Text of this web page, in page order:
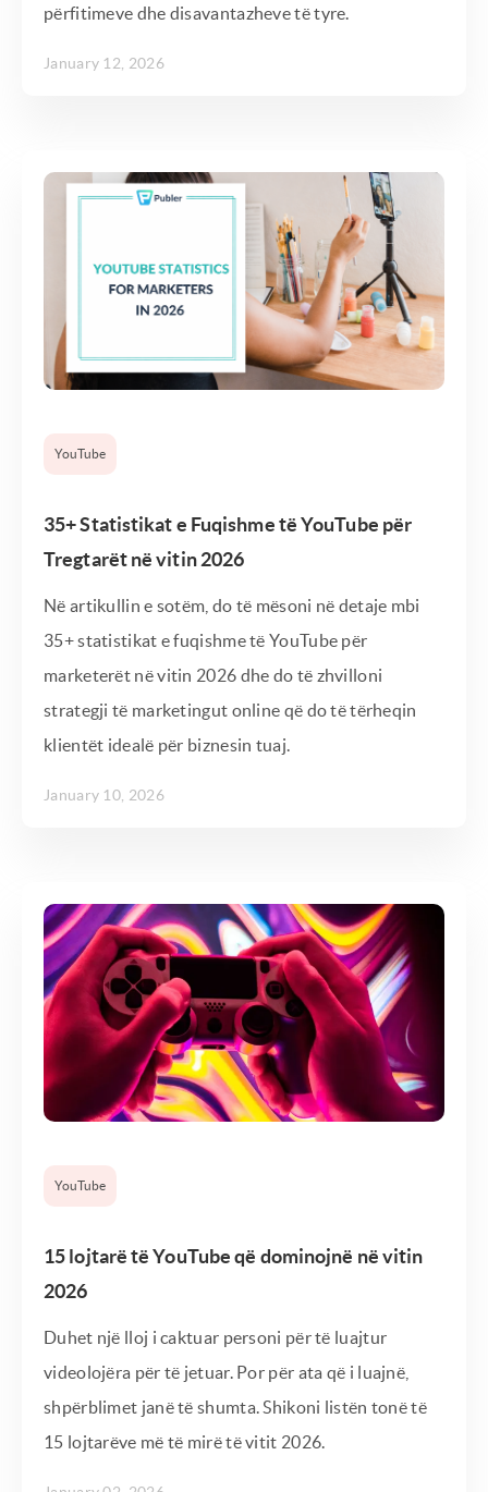
përfitimeve dhe disavantazheve të tyre.
January 12, 2026
YouTube
35+ Statistikat e Fuqishme të YouTube për
Tregtarët në vitin 2026
Në artikullin e sotëm, do të mësoni në detaje mbi
35+ statistikat e fuqishme të YouTube për
marketerët në vitin 2026 dhe do të zhvilloni
strategji të marketingut online që do të tërheqin
klientët idealë për biznesin tuaj.
January 10, 2026
YouTube
15 lojtarë të YouTube që dominojnë në vitin
2026
Duhet një lloj i caktuar personi për të luajtur
videolojëra për të jetuar. Por për ata që i luajnë,
shpërblimet janë të shumta. Shikoni listën tonë të
15 lojtarëve më të mirë të vitit 2026.